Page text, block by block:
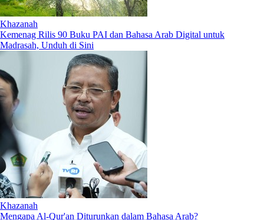
Khazanah
Kemenag Rilis 90 Buku PAI dan Bahasa Arab Digital untuk
Madrasah, Unduh di Sini
Khazanah
Mengapa Al-Qur'an Diturunkan dalam Bahasa Arab?